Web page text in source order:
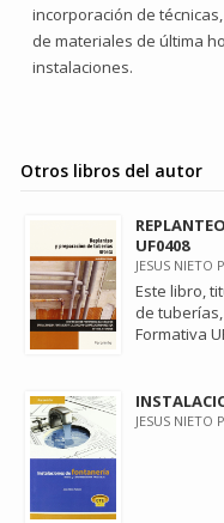
incorporación de
de materiales de última
instalaciones.
Otros libros del autor
UF0408
JESUS NIETO
Este libro,
de
Formativa
JESUS NIETO